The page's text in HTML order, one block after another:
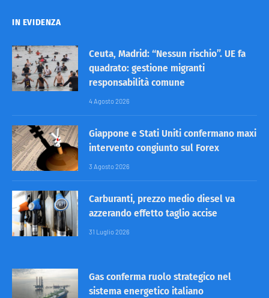
IN EVIDENZA
Ceuta, Madrid: “Nessun rischio”. UE fa
quadrato: gestione migranti
responsabilità comune
4 Agosto 2026
Giappone e Stati Uniti confermano maxi
intervento congiunto sul Forex
3 Agosto 2026
Carburanti, prezzo medio diesel va
azzerando effetto taglio accise
31 Luglio 2026
Gas conferma ruolo strategico nel
sistema energetico italiano